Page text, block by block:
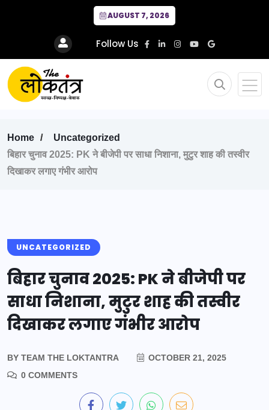
AUGUST 7, 2026
Follow Us
Home
Uncategorized
बिहार चुनाव 2025: PK ने बीजेपी पर साधा निशाना, मुटुर शाह की तस्वीर
दिखाकर लगाए गंभीर आरोप
UNCATEGORIZED
बिहार चुनाव 2025: PK ने बीजेपी पर
साधा निशाना, मुटुर शाह की तस्वीर
दिखाकर लगाए गंभीर आरोप
BY TEAM THE LOKTANTRA
OCTOBER 21, 2025
0 COMMENTS